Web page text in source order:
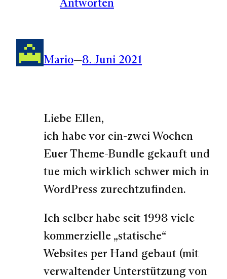
Mario—8. Juni 2021
Liebe Ellen,
ich habe vor ein-zwei Wochen
Euer Theme-Bundle gekauft und
tue mich wirklich schwer mich in
WordPress zurechtzufinden.
Ich selber habe seit 1998 viele
kommerzielle „statische“
Websites per Hand gebaut (mit
verwaltender Unterstützung von